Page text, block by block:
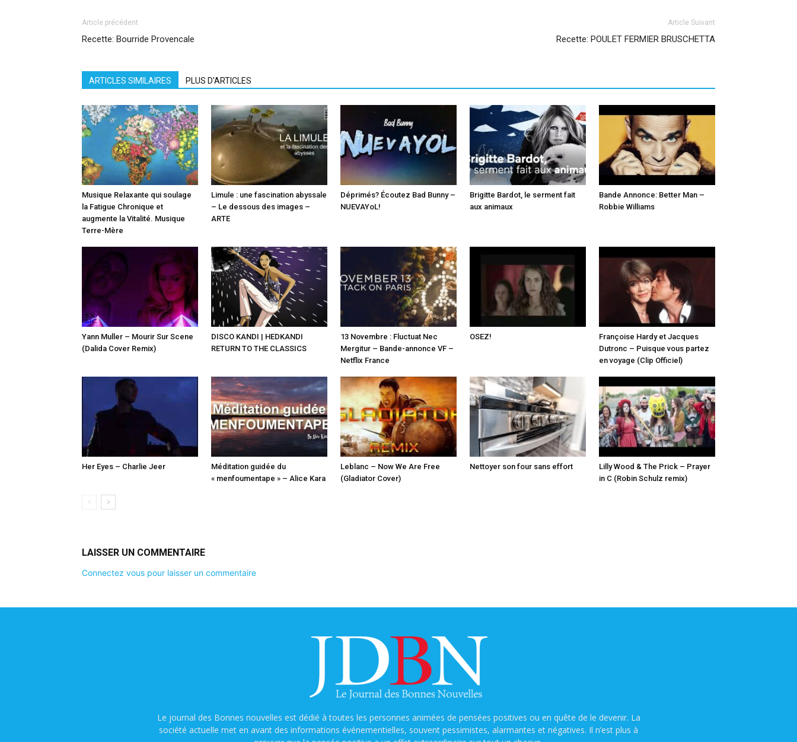
Article précédent
Recette: Bourride Provencale
Article Suivant
Recette: POULET FERMIER BRUSCHETTA
ARTICLES SIMILAIRES PLUS D'ARTICLES
Musique Relaxante qui soulage
la Fatigue Chronique et
augmente la Vitalité. Musique
Terre-Mère
Limule : une fascination abyssale
– Le dessous des images –
ARTE
Déprimés? Écoutez Bad Bunny –
NUEVAYoL!
Brigitte Bardot, le serment fait
aux animaux
Bande Annonce: Better Man –
Robbie Williams
Yann Muller – Mourir Sur Scene
(Dalida Cover Remix)
DISCO KANDI | HEDKANDI
RETURN TO THE CLASSICS
13 Novembre : Fluctuat Nec
Mergitur – Bande-annonce VF –
Netflix France
OSEZ!
Françoise Hardy et Jacques
Dutronc – Puisque vous partez
en voyage (Clip Officiel)
Her Eyes – Charlie Jeer
Méditation guidée du
« menfoumentape » – Alice Kara
Leblanc – Now We Are Free
(Gladiator Cover)
Nettoyer son four sans effort
Lilly Wood & The Prick – Prayer
in C (Robin Schulz remix)
LAISSER UN COMMENTAIRE
Connectez vous pour laisser un commentaire
Le journal des Bonnes nouvelles est dédié à toutes les personnes animées de pensées positives ou en quête de le devenir. La
société actuelle met en avant des informations événementielles, souvent pessimistes, alarmantes et négatives. Il n’est plus à